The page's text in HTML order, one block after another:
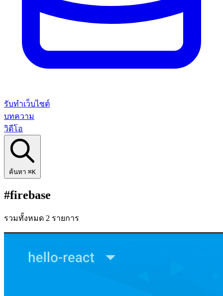
รับทำเว็บไซต์
บทความ
วิดีโอ
ค้นหา ⌘K
#firebase
รวมทั้งหมด 2 รายการ